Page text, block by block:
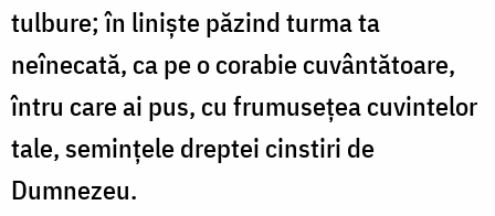
tulbure; în linişte păzind turma ta
neînecată, ca pe o corabie cuvântătoare,
întru care ai pus, cu frumuseţea cuvintelor
tale, seminţele dreptei cinstiri de
Dumnezeu.